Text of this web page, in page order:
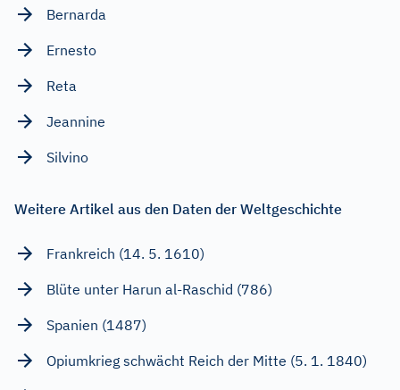
Bernarda
Ernesto
Reta
Jeannine
Silvino
Weitere Artikel aus den Daten der Weltgeschichte
Frankreich (14. 5. 1610)
Blüte unter Harun al-Raschid (786)
Spanien (1487)
Opiumkrieg schwächt Reich der Mitte (5. 1. 1840)